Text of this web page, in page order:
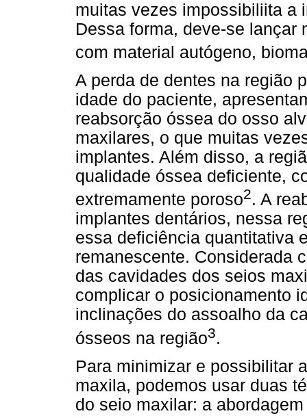
muitas vezes impossibiliita a
Dessa forma, deve-se lançar
com material autógeno,
A perda de dentes na região
idade do paciente,
reabsorção óssea do osso
maxilares, o que muitas
implantes. Além disso, a
qualidade óssea deficiente,
extremamente poroso2. A
implantes dentários, nessa
essa deficiência quantitativa
remanescente. Considerada
das cavidades dos seios
complicar o posicionamento
inclinações do assoalho da
ósseos na região3.
Para minimizar e possibilitar
maxila, podemos usar duas
do seio maxilar: a